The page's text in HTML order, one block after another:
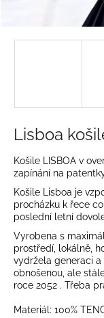
Lisboa
Košile LISBOA v
zapínání na
Košile Lisboa je
procházku k řece
poslední letní
Vyrobena s
prostředí, lokálně,
vydržela generaci a
obnošenou, ale
roce 2052 . Třeba
Materiál: 100%
j
D
o
p
o
r
u
č